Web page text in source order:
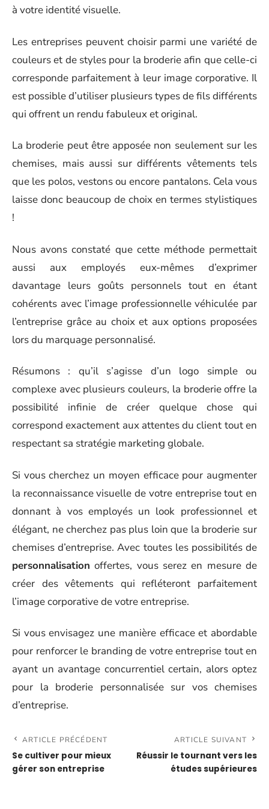
à votre identité visuelle.
Les entreprises peuvent choisir parmi une variété de
couleurs et de styles pour la broderie afin que celle-ci
corresponde parfaitement à leur image corporative. Il
est possible d’utiliser plusieurs types de fils différents
qui offrent un rendu fabuleux et original.
La broderie peut être apposée non seulement sur les
chemises, mais aussi sur différents vêtements tels
que les polos, vestons ou encore pantalons. Cela vous
laisse donc beaucoup de choix en termes stylistiques
!
Nous avons constaté que cette méthode permettait
aussi aux employés eux-mêmes d’exprimer
davantage leurs goûts personnels tout en étant
cohérents avec l’image professionnelle véhiculée par
l’entreprise grâce au choix et aux options proposées
lors du marquage personnalisé.
Résumons : qu’il s’agisse d’un logo simple ou
complexe avec plusieurs couleurs, la broderie offre la
possibilité infinie de créer quelque chose qui
correspond exactement aux attentes du client tout en
respectant sa stratégie marketing globale.
Si vous cherchez un moyen efficace pour augmenter
la reconnaissance visuelle de votre entreprise tout en
donnant à vos employés un look professionnel et
élégant, ne cherchez pas plus loin que la broderie sur
chemises d’entreprise. Avec toutes les possibilités de
personnalisation offertes, vous serez en mesure de
créer des vêtements qui refléteront parfaitement
l’image corporative de votre entreprise.
Si vous envisagez une manière efficace et abordable
pour renforcer le branding de votre entreprise tout en
ayant un avantage concurrentiel certain, alors optez
pour la broderie personnalisée sur vos chemises
d’entreprise.
ARTICLE PRÉCÉDENT
Se cultiver pour mieux
gérer son entreprise
ARTICLE SUIVANT
Réussir le tournant vers les
études supérieures